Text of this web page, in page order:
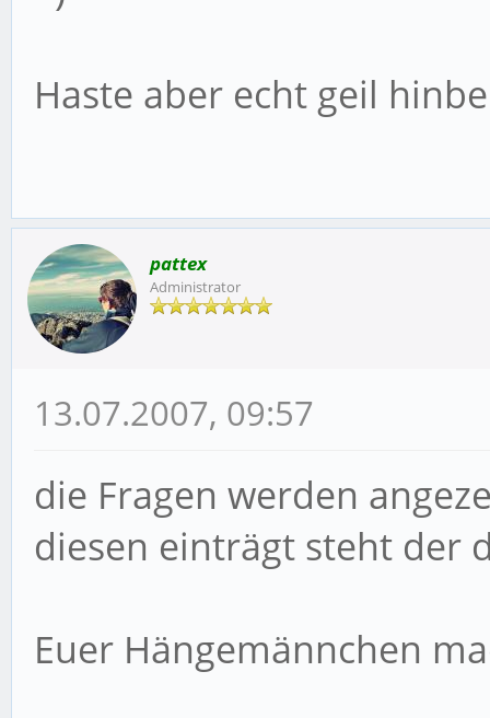
Haste aber echt geil
pattex
Administrator
13.07.2007, 09:57
die Fragen werden
diesen einträgt steht der
Euer Hängemännchen